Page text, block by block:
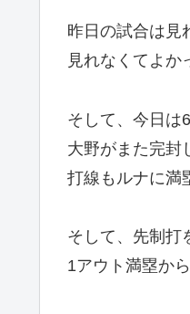
昨日の試合は見
見れなくてよか
そして、今日は
大野がまた完封
打線もルナに満
そして、先制打
1アウト満塁か